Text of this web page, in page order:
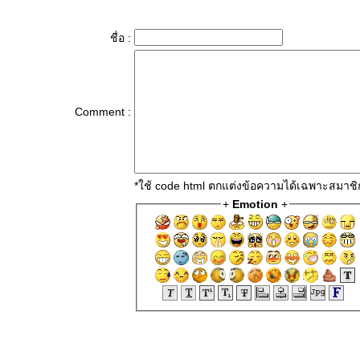
ชื่อ :
Comment :
*ใช้ code html ตกแต่งข้อความได้เฉพาะสมาชิ
+ Emotion +